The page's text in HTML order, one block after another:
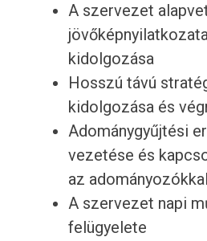
A szervezet
kidolgozása
Hosszú távú
kidolgozása és
Adománygyűjtési
vezetése és
az adományozókkal
A szervezet napi
felügyelete